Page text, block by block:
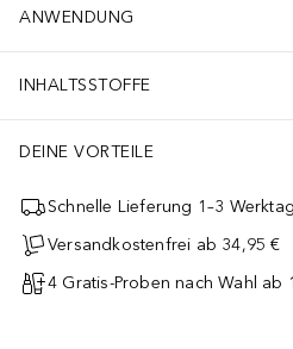
ANWENDUNG
INHALTSSTOFFE
DEINE VORTEILE
Schnelle Lieferung 1–3
Versandkostenfrei ab 34,95 €
4 Gratis-Proben nach Wahl ab